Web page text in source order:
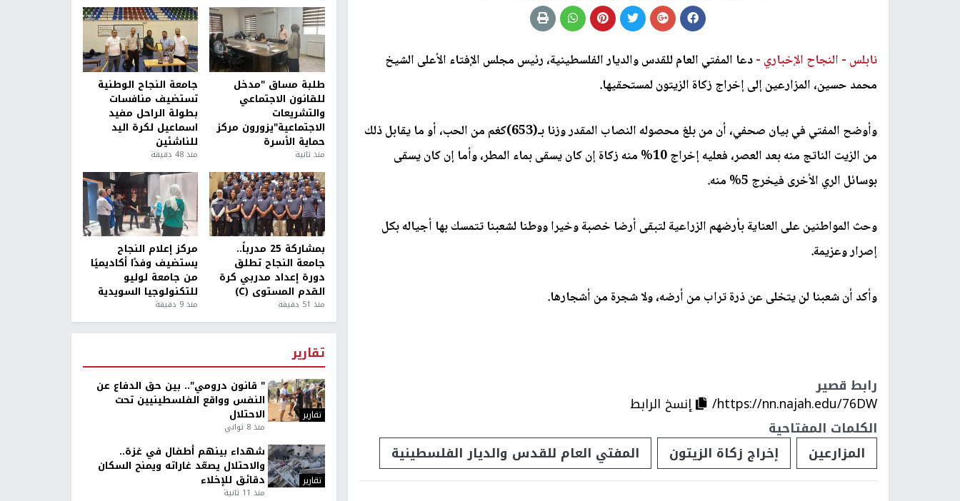
نابلس - النجاح الإخباري -دعا المفتي العام للقدس والديار الفلسطينية، رئيس مجلس الإفتاء الأعلى الشيخ
محمد حسين، المزارعين إلى إخراج زكاة الزيتون لمستحقيها.
وأوضح المفتي في بيان صحفي، أن من بلغ محصوله النصاب المقدر وزنا بـ(653)كغم من الحب، أو ما يقابل ذلك
من الزيت الناتج منه بعد العصر، فعليه إخراج 10% منه زكاة إن كان يسقى بماء المطر، وأما إن كان يسقى
بوسائل الري الأخرى فيخرج 5% منه.
وحث المواطنين على العناية بأرضهم الزراعية لتبقى أرضا خصبة وخيرا ووطنا لشعبنا تتمسك بها أجياله بكل
إصرار وعزيمة.
وأكد أن شعبنا لن يتخلى عن ذرة تراب من أرضه، ولا شجرة من أشجارها.
رابط قصير
https://nn.najah.edu/76DW/
إنسخ الرابط
الكلمات المفتاحية
المزارعين
إخراج زكاة الزيتون المفتي العام للقدس والديار الفلسطينية
طلبة مساق "مدخل
للقانون الاجتماعي
والتشريعات
الاجتماعية"يزورون مركز
حماية الأسرة
منذ ثانية
جامعة النجاح الوطنية
تستضيف منافسات
بطولة الراحل مفيد
اسماعيل لكرة اليد
للناشئين
منذ 48 دقيقة
بمشاركة 25 مدرباً..
جامعة النجاح تطلق
دورة إعداد مدربي كرة
القدم المستوى (C)
منذ 51 دقيقة
مركز إعلام النجاح
يستضيف وفدًا أكاديميًا
من جامعة لوليو
للتكنولوجيا السويدية
منذ 9 دقيقة
تقارير
تقارير
" قانون درومي".. بين حق الدفاع عن
النفس وواقع الفلسطينيين تحت
الاحتلال
منذ 8 ثواني
تقارير
شهداء بينهم أطفال في غزة..
والاحتلال يصعّد غاراته ويمنح السكان
دقائق للإخلاء
منذ 11 ثانية